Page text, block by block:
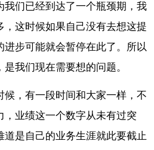
我们已经到达了一个瓶颈期，我
，这时候如果自己没有去想这提
进步可能就会暂停在此了。所以
我们现在需要想的问题。
候，有一段时间和大家一样，不
，业绩这一个数字从未有过突
道是自己的业务生涯就此要截止